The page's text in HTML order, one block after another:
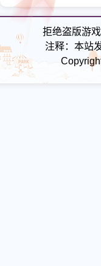
殊装备神秘头盔
拒绝盗版游
注释：本站